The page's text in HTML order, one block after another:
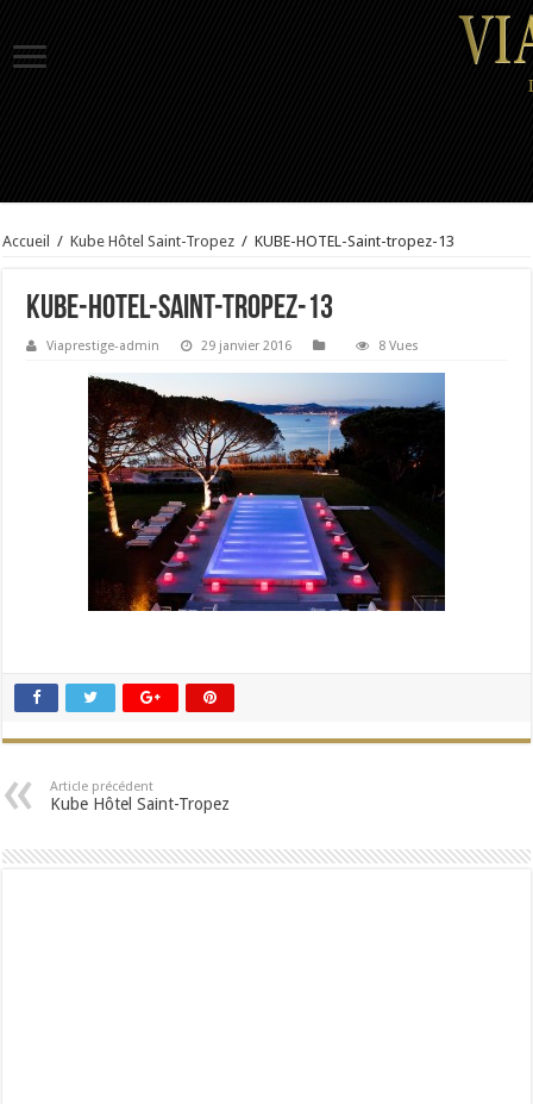
Accueil / Kube Hôtel Saint-Tropez / KUBE-HOTEL-Saint-tropez-13
KUBE-HOTEL-Saint-tropez-13
Viaprestige-admin 29 janvier 2016 8 Vues
Article précédent
Kube Hôtel Saint-Tropez